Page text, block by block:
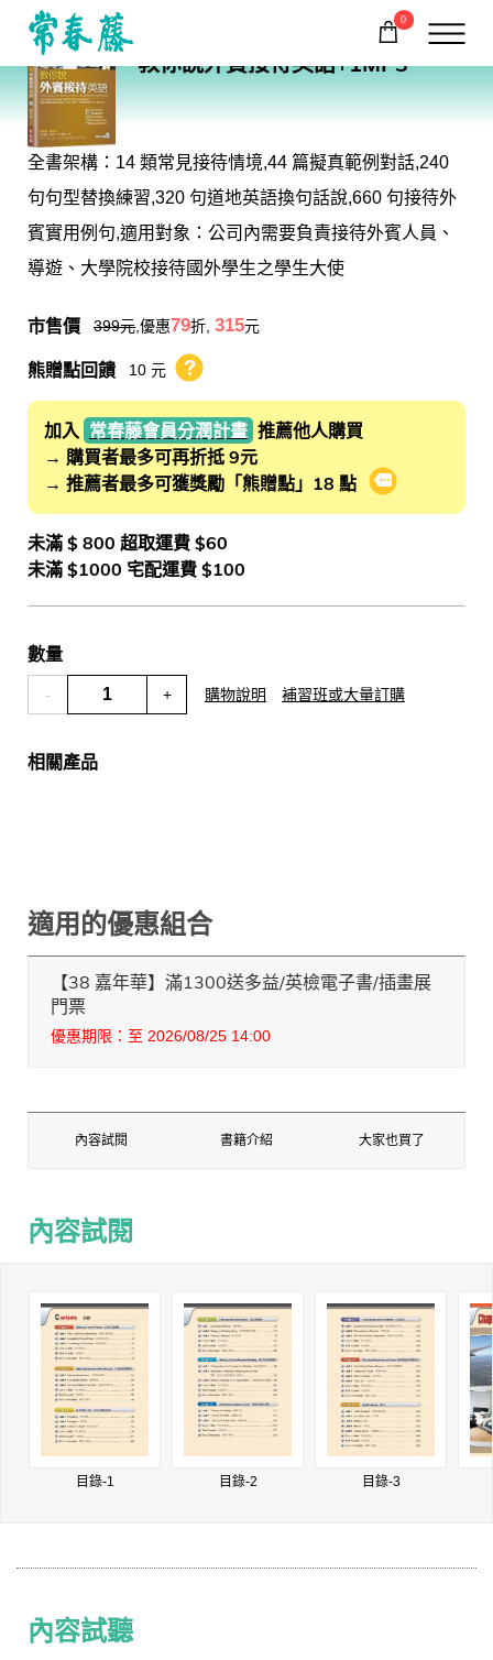
回常春藤首頁
0
購物車
教你說外賓接待英語+1MP3
全書架構：14 類常見接待情境,44 篇擬真範例對話,240
句句型替換練習,320 句道地英語換句話說,660 句接待外
賓實用例句,適用對象：公司內需要負責接待外賓人員、
導遊、大學院校接待國外學生之學生大使
市售價 399元 ,優惠79折, 315元
熊贈點回饋 10 元 熊贈點回饋辦法
加入 常春藤會員分潤計畫 推薦他人購買
→ 購買者最多可再折抵 9元
→ 推薦者最多可獲獎勵「熊贈點」18 點
會員推薦分潤
未滿 $ 800 超取運費 $60
未滿 $1000 宅配運費 $100
數量
- + 購物說明 補習班或大量訂購
相關產品
適用的優惠組合
【38 嘉年華】滿1300送多益/英檢電子書/插畫展
門票
優惠期限：至 2026/08/25 14:00
內容試閱 書籍介紹 大家也買了
內容試閱
目錄-1 目錄-2 目錄-3
內容試聽